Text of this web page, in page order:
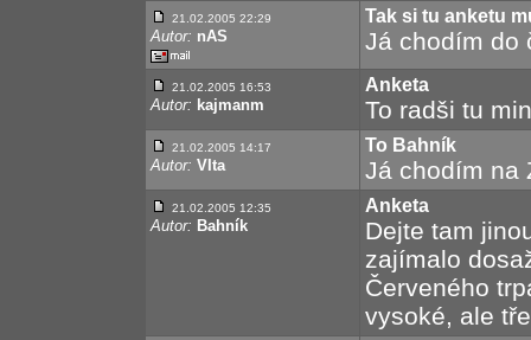
21.02.2005 22:29
Autor: nAS
Tak si tu anketu
Já chodím do
21.02.2005 16:53
Autor: kajmanm
Anketa
To radši tu
21.02.2005 14:17
Autor: VIta
To Bahník
Já chodím na
21.02.2005 12:35
Autor: Bahník
Anketa
Dejte tam
zajímalo
Červeného
vysoké, ale